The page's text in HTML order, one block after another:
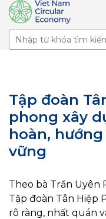
Tập đoàn
phong xây
hoàn,
vững
Theo bà Trần Uyên
Tập đoàn Tân Hiệp
rõ ràng, nhất quán